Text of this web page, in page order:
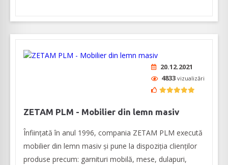
20.12.2021
4833 vizualizări
ZETAM PLM - Mobilier din lemn masiv
Înființată în anul 1996, compania ZETAM PLM execută
mobilier din lemn masiv și pune la dispoziția clienților
produse precum: garnituri mobilă, mese, dulapuri,